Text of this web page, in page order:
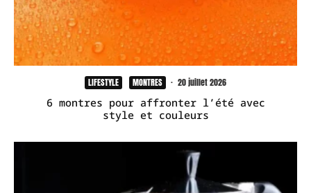
LIFESTYLE MONTRES · 20 juillet 2026
6 montres pour affronter l’été avec
style et couleurs